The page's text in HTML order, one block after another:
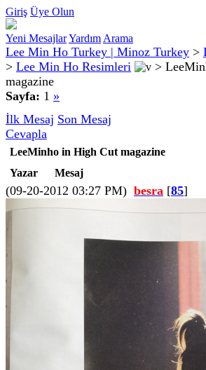
Giriş Üye Olun
Yeni MesajlarYardım Arama
Lee Min Ho Turkey | Minoz Turkey >
> Lee Min Ho Resimleri >
magazine
Sayfa: 1 »
İlk Mesaj Son Mesaj
Cevapla
LeeMinho in High Cut magazine
Yazar
Mesaj
(09-20-2012 03:27 PM) besra [85]